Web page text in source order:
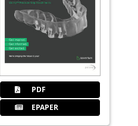
PDF
EPAPER